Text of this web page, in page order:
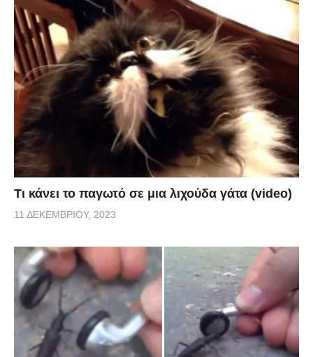
Τι κάνει το παγωτό σε μια λιχούδα γάτα (video)
11 ΔΕΚΕΜΒΡΊΟΥ, 2023